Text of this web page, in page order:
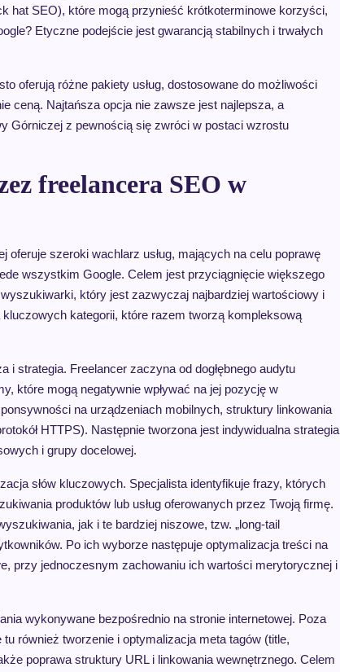
hat SEO), które mogą przynieść krótkoterminowe korzyści,
Etyczne podejście jest gwarancją stabilnych i trwałych
oferują różne pakiety usług, dostosowane do możliwości
ceną. Najtańsza opcja nie zawsze jest najlepsza, a
Górniczej z pewnością się zwróci w postaci wzrostu
freelancera SEO w
oferuje szeroki wachlarz usług, mających na celu poprawę
wszystkim Google. Celem jest przyciągnięcie większego
który jest zazwyczaj najbardziej wartościowy i
kategorii, które razem tworzą kompleksową
i strategia. Freelancer zaczyna od dogłębnego audytu
które mogą negatywnie wpływać na jej pozycję w
na urządzeniach mobilnych, struktury linkowania
HTTPS). Następnie tworzona jest indywidualna strategia
i grupy docelowej.
słów kluczowych. Specjalista identyfikuje frazy, których
produktów lub usług oferowanych przez Twoją firmę.
jak i te bardziej niszowe, tzw. „long-tail
Po ich wyborze następuje optymalizacja treści na
przy jednoczesnym zachowaniu ich wartości merytorycznej i
wykonywane bezpośrednio na stronie internetowej. Poza
również tworzenie i optymalizacja meta tagów (title,
poprawa struktury URL i linkowania wewnętrznego. Celem